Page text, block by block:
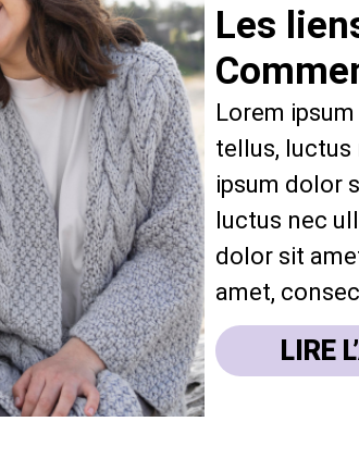
Les
Lorem
tellus, luctus
ipsum dolor
luctus nec
dolor sit
amet,
LIRE